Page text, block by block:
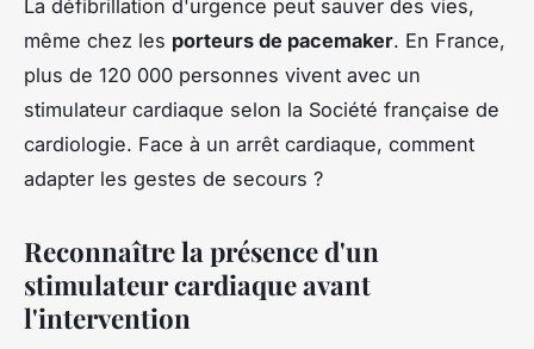
La défibrillation d'urgence peut sauver des vies,
même chez les porteurs de pacemaker. En France,
plus de 120 000 personnes vivent avec un
stimulateur cardiaque selon la Société française de
cardiologie. Face à un arrêt cardiaque, comment
adapter les gestes de secours ?
Reconnaître la présence d'un
stimulateur cardiaque avant
l'intervention